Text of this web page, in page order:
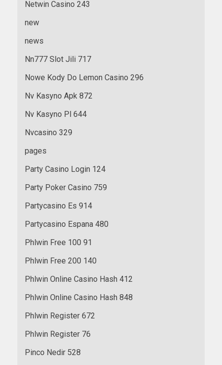
Netwin Casino 243
new
news
Nn777 Slot Jili 717
Nowe Kody Do Lemon Casino 296
Nv Kasyno Apk 872
Nv Kasyno Pl 644
Nvcasino 329
pages
Party Casino Login 124
Party Poker Casino 759
Partycasino Es 914
Partycasino Espana 480
Phlwin Free 100 91
Phlwin Free 200 140
Phlwin Online Casino Hash 412
Phlwin Online Casino Hash 848
Phlwin Register 672
Phlwin Register 76
Pinco Nedir 528